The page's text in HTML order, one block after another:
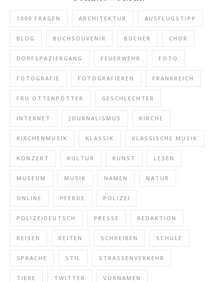
1000 FRAGEN ARCHITEKTUR AUSFLUGSTIPP
BLOG BUCHSOUVENIR BÜCHER CHOR
DORFSPAZIERGANG FEUERWEHR FOTO
FOTOGRAFIE FOTOGRAFIEREN FRANKREICH
FRU ÖTTENPÖTTER GESCHLECHTER
INTERNET JOURNALISMUS KIRCHE
KIRCHENMUSIK KLASSIK KLASSISCHE MUSIK
KONZERT KULTUR KUNST LESEN
MUSEUM MUSIK NAMEN NATUR
ONLINE PFERDE POLIZEI
POLIZEIDEUTSCH PRESSE REDAKTION
REISEN REITEN SCHREIBEN SCHULE
SPRACHE STIL STRASSENVERKEHR
TIERE TWITTER VORNAMEN